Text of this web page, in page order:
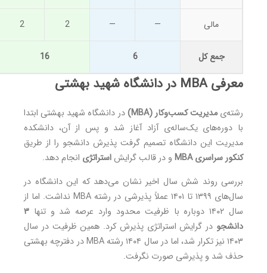
مالی —
—
2
2
جمع کل 6
16
معرفی MBA در دانشگاه شهید بهشتی
رشته‌یمدیریت کسب‌وکار (MBA)
در دانشگاه شهید بهشتی ابتدا
با دوره‌های یک‌ساله‌ی آزاد آغاز شد و پس از آن، دانشکده
مدیریت این دانشگاه تصمیم گرفت پذیرش دانشجو را از طریق
کنکور سراسری MBA
و در قالب گرایش استراتژی انجام دهد.
بررسی روند شش سال اخیر نشان می‌دهد که این دانشگاه در
سال‌های ۱۳۹۹ تا ۱۴۰۱ عملاً پذیرشی در رشته MBA نداشت. اما از
سال ۱۴۰۲ دوباره با ظرفیت محدود وارد عرصه شد و تنها
۳
دانشجو در گرایش استراتژی پذیرش کرد. همین ظرفیت در سال
۱۴۰۳ نیز تکرار شد، اما در سال ۱۴۰۴ رشته MBA در دفترچه بهشتی
حذف شد و پذیرشی صورت نگرفت.